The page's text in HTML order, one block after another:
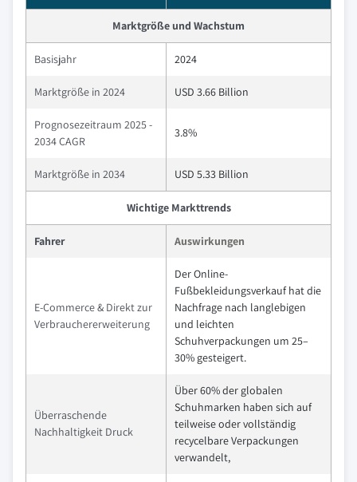
Marktgröße und Wachstum
Basisjahr 2024
Marktgröße in 2024 USD 3.66 Billion
Prognosezeitraum 2025 -
2034 CAGR
3.8%
Marktgröße in 2034 USD 5.33 Billion
Wichtige Markttrends
Fahrer Auswirkungen
E-Commerce & Direkt zur
Verbrauchererweiterung
Der Online-
Fußbekleidungsverkauf hat die
Nachfrage nach langlebigen
und leichten
Schuhverpackungen um 25–
30% gesteigert.
Überraschende
Nachhaltigkeit Druck
Über 60% der globalen
Schuhmarken haben sich auf
teilweise oder vollständig
recycelbare Verpackungen
verwandelt,